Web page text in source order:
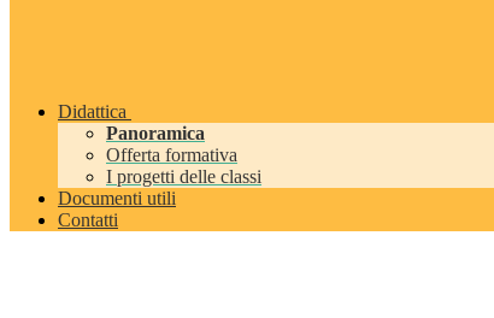
Didattica
Panoramica
Offerta formativa
I progetti delle classi
Documenti utili
Contatti